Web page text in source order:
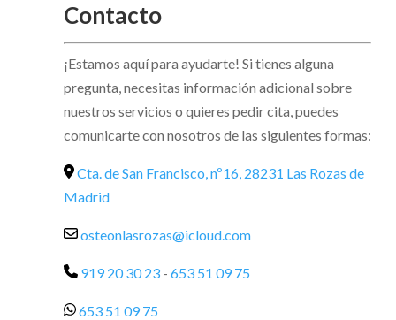
Contacto
¡Estamos aquí para ayudarte! Si tienes alguna
pregunta, necesitas información adicional sobre
nuestros servicios o quieres pedir cita, puedes
comunicarte con nosotros de las siguientes formas:
Cta. de San Francisco, nº16, 28231 Las Rozas de
Madrid
osteonlasrozas@icloud.com
919 20 30 23 - 653 51 09 75
653 51 09 75